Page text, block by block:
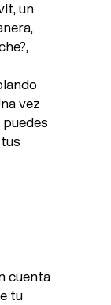
un
vez
cuenta
tu